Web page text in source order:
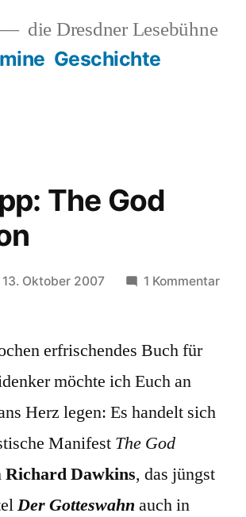
die Dresdner Lesebühne
Geschichte
The God
13. Oktober 2007 1 Kommentarzu
erfrischendes Buch für
möchte ich Euch an
Herz legen: Es handelt sich
Manifest The God
Richard Dawkins, das jüngst
Der Gotteswahn auch in